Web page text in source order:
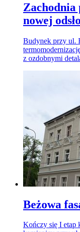
Zachodnia
nowej
Budynek przy ul.
z ozdobnymi
Beżowa
Kończy się I etap